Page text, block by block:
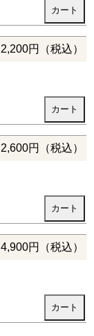
2,200円（税込）
2,600円（税込）
4,900円（税込）